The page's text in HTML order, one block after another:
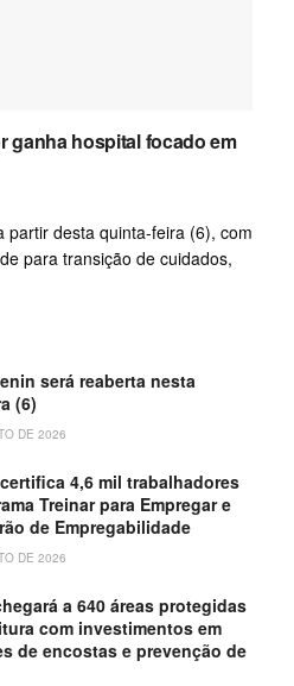
ganha hospital focado em
partir desta quinta-feira (6), com
para transição de cuidados,
será reaberta nesta
(6)
DE 2026
4,6 mil trabalhadores
Treinar para Empregar e
de Empregabilidade
DE 2026
a 640 áreas protegidas
com investimentos em
de encostas e prevenção de